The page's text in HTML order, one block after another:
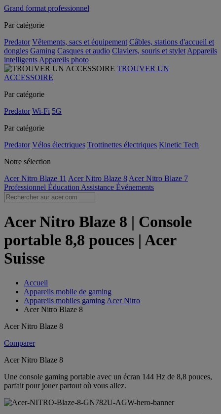
Grand format professionnel
Par catégorie
Predator Vêtements, sacs et équipement Câbles, stations d'accueil et
dongles Gaming Casques et audio Claviers, souris et stylet Appareils
intelligents Appareils photo
TROUVER UN
ACCESSOIRE
Par catégorie
Predator Wi-Fi 5G
Par catégorie
Predator Vélos électriques Trottinettes électriques Kinetic Tech
Notre sélection
Acer Nitro Blaze 11 Acer Nitro Blaze 8 Acer Nitro Blaze 7
Professionnel Éducation Assistance Événements
Acer Nitro Blaze 8 | Console
portable 8,8 pouces | Acer
Suisse
Accueil
Appareils mobile de gaming
Appareils mobiles gaming Acer Nitro
Acer Nitro Blaze 8
Acer Nitro Blaze 8
Comparer
Acer Nitro Blaze 8
Une console gaming portable avec un écran 144 Hz de 8,8 pouces,
parfait pour jouer partout où vous allez.